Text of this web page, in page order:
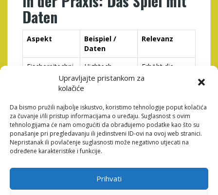
Upravljajte pristankom za
kolačiće
Da bismo pružili najbolje iskustvo, koristimo tehnologije poput kolačića
za čuvanje i/ili pristup informacijama o uređaju. Suglasnost s ovim
tehnologijama će nam omogućiti da obrađujemo podatke kao što su
ponašanje pri pregledavanju ili jedinstveni ID-ovi na ovoj web stranici.
Nepristanak ili povlačenje suglasnosti može negativno utjecati na
određene karakteristike i funkcije.
Prihvati
Daten
Aspekt
Beispiel /
Daten
Relevanz
Fischereitechni
Hightech-
Bekleidung,
GPS-geleitete
Erhöht die
Präzision und
Event-Tracking
Live-Erfassung
der
Fangergebniss
e mittels Apps
Transparenz &
Fairness im
Wettbewerb
n
Streams,
interaktive
Plattformen
Community-
verstärken